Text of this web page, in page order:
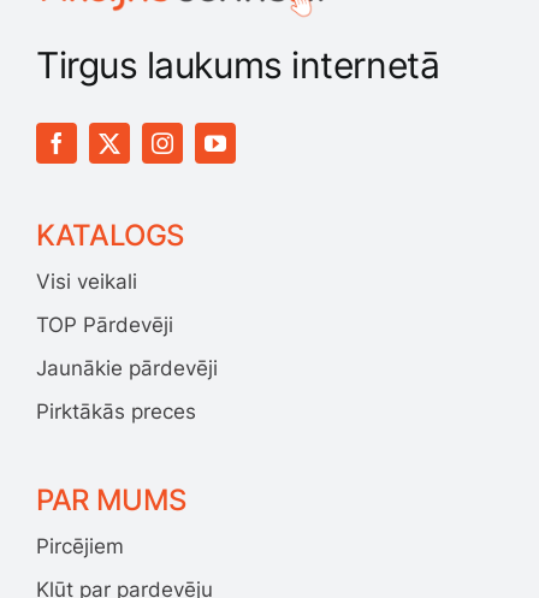
Tirgus laukums internetā
KATALOGS
Visi veikali
TOP Pārdevēji
Jaunākie pārdevēji
Pirktākās preces
PAR MUMS
Pircējiem
Kļūt par pardevēju